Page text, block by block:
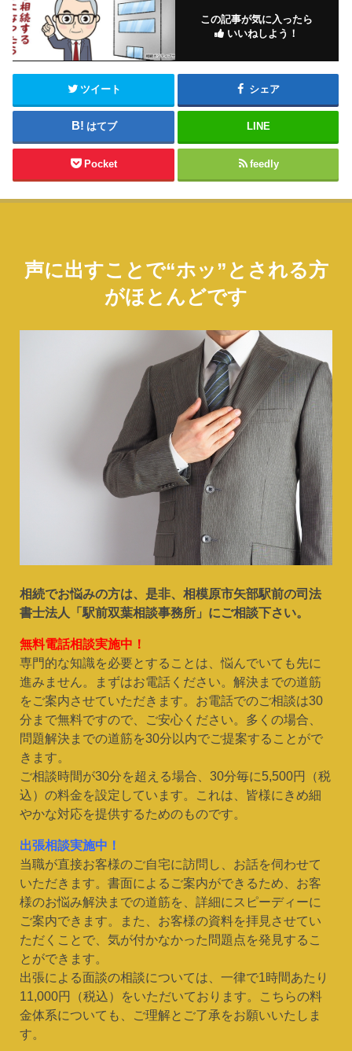
この記事が気に入ったら
いいねしよう！
ツイート シェア
はてブ LINE
Pocket feedly
声に出すことで“ホッ”とされる方
がほとんどです
相続でお悩みの方は、是非、相模原市矢部駅前の司法
書士法人「駅前双葉相談事務所」にご相談下さい。
無料電話相談実施中！
専門的な知識を必要とすることは、悩んでいても先に
進みません。まずはお電話ください。解決までの道筋
をご案内させていただきます。お電話でのご相談は30
分まで無料ですので、ご安心ください。多くの場合、
問題解決までの道筋を30分以内でご提案することがで
きます。
ご相談時間が30分を超える場合、30分毎に5,500円（税
込）の料金を設定しています。これは、皆様にきめ細
やかな対応を提供するためのものです。
出張相談実施中！
当職が直接お客様のご自宅に訪問し、お話を伺わせて
いただきます。書面によるご案内ができるため、お客
様のお悩み解決までの道筋を、詳細にスピーディーに
ご案内できます。また、お客様の資料を拝見させてい
ただくことで、気が付かなかった問題点を発見するこ
とができます。
出張による面談の相談については、一律で1時間あたり
11,000円（税込）をいただいております。こちらの料
金体系についても、ご理解とご了承をお願いいたしま
す。